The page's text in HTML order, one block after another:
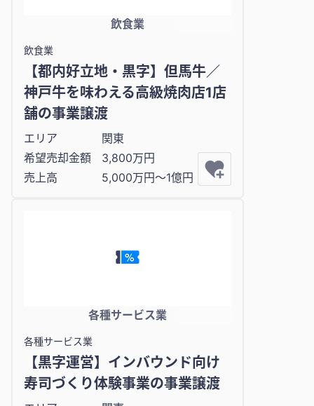
飲食業
飲食業
【都内好立地・黒字】但馬牛／
神戸牛を味わえる高級焼肉店1店
舗の事業譲渡
エリア
関東
希望売却金額
3,800万円
売上高
5,000万円〜1億円
各種サービス業
各種サービス業
【黒字運営】インバウンド向け
寿司づくり体験事業の事業譲渡